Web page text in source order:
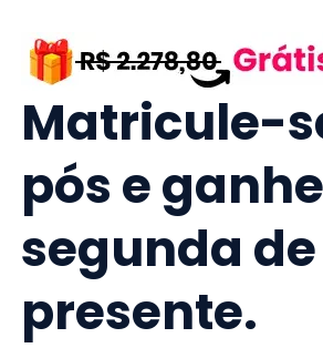
Matricule-
pós e
segunda de
presente.